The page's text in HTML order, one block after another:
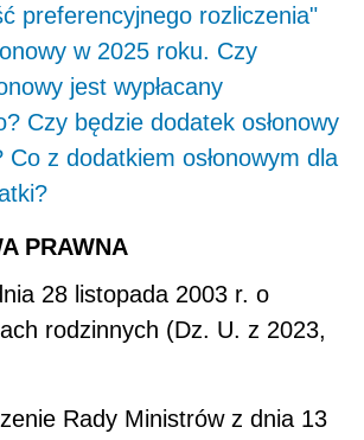
preferencyjnego rozliczenia"
w 2025 roku. Czy
jest wypłacany
Czy będzie dodatek osłonowy
z dodatkiem osłonowym dla
PRAWNA
28 listopada 2003 r. o
rodzinnych (Dz. U. z 2023,
Rady Ministrów z dnia 13